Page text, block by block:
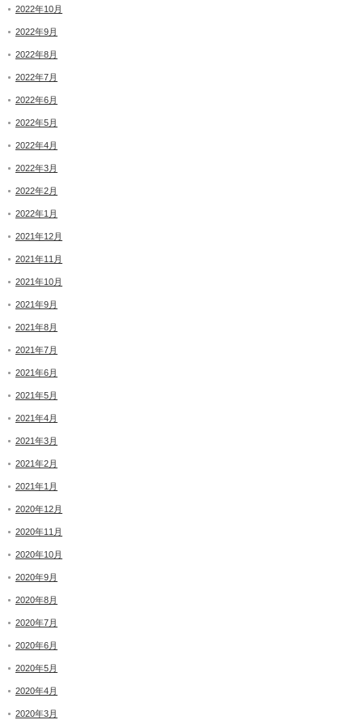
2022年10月
2022年9月
2022年8月
2022年7月
2022年6月
2022年5月
2022年4月
2022年3月
2022年2月
2022年1月
2021年12月
2021年11月
2021年10月
2021年9月
2021年8月
2021年7月
2021年6月
2021年5月
2021年4月
2021年3月
2021年2月
2021年1月
2020年12月
2020年11月
2020年10月
2020年9月
2020年8月
2020年7月
2020年6月
2020年5月
2020年4月
2020年3月